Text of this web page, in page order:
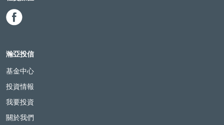
瀚亞投信
基金中心
投資情報
我要投資
關於我們